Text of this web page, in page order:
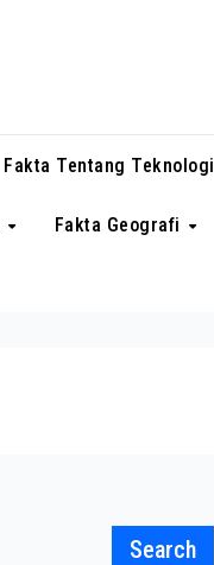
Fakta Tentang Teknologi
Fakta Geografi
Search